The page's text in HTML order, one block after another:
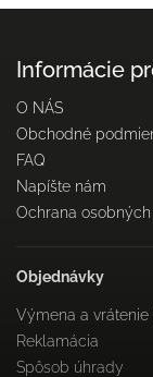
Informácie
O NÁS
Obchodné
FAQ
Napíšte nám
Ochrana
Objednávky
Výmena a vrátenie
Reklamácia
Spôsob úhrady